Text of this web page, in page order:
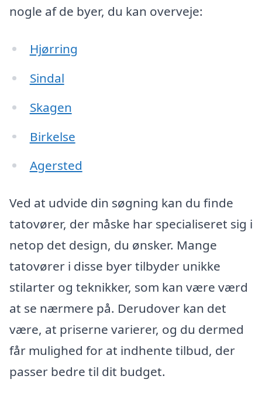
nogle af de byer, du kan overveje:
Hjørring
Sindal
Skagen
Birkelse
Agersted
Ved at udvide din søgning kan du finde
tatovører, der måske har specialiseret sig i
netop det design, du ønsker. Mange
tatovører i disse byer tilbyder unikke
stilarter og teknikker, som kan være værd
at se nærmere på. Derudover kan det
være, at priserne varierer, og du dermed
får mulighed for at indhente tilbud, der
passer bedre til dit budget.